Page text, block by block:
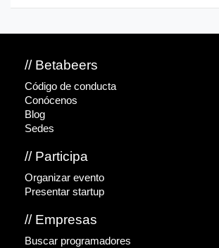
// Betabeers
Código de conducta
Conócenos
Blog
Sedes
// Participa
Organizar evento
Presentar startup
// Empresas
Buscar programadores